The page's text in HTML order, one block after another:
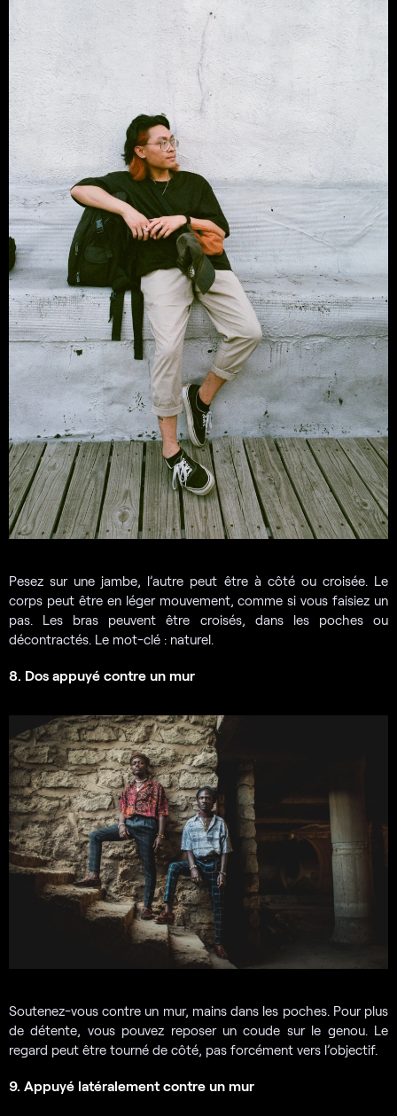
Pesez sur une jambe, l’autre peut être à côté ou croisée. Le
corps peut être en léger mouvement, comme si vous faisiez un
pas. Les bras peuvent être croisés, dans les poches ou
décontractés. Le mot-clé : naturel.
8. Dos appuyé contre un mur
Soutenez-vous contre un mur, mains dans les poches. Pour plus
de détente, vous pouvez reposer un coude sur le genou. Le
regard peut être tourné de côté, pas forcément vers l’objectif.
9. Appuyé latéralement contre un mur